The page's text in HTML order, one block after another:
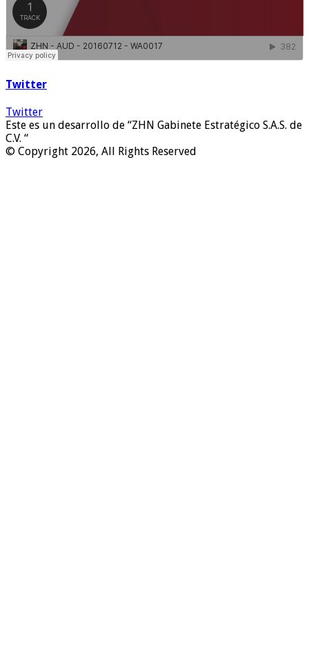
Twitter
Twitter
Este es un desarrollo de “ZHN Gabinete Estratégico S.A.S. de
C.V. “
© Copyright 2026, All Rights Reserved